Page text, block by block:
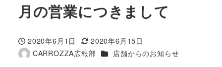
月の営業につきまして
投稿日
2020年6月1日
更新日
2020年6月15日
著
CARROZZA広報部 カテゴリー
店舗からのお知らせ